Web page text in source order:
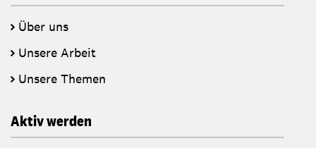
Über uns
Unsere Arbeit
Unsere Themen
Aktiv werden